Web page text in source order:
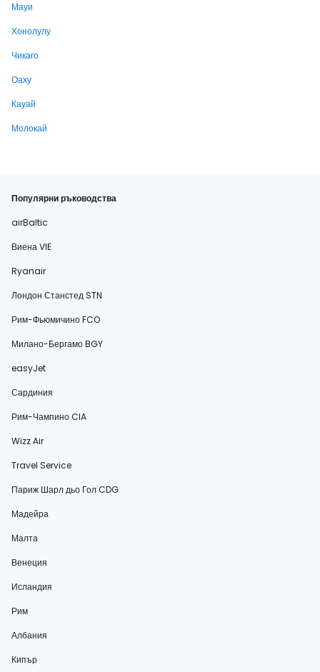
Мауи
Хонолулу
Чикаго
Оаху
Кауай
Молокай
Популярни ръководства
airBaltic
Виена VIE
Ryanair
Лондон Станстед STN
Рим-Фьюмичино FCO
Милано-Бергамо BGY
easyJet
Сардиния
Рим-Чампино CIA
Wizz Air
Travel Service
Париж Шарл дьо Гол CDG
Мадейра
Малта
Венеция
Исландия
Рим
Албания
Кипър